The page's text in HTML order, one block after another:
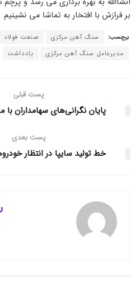
بر فرازش با افتخار به تماشا می نشینیم
برچسب: سنگ آهن مرکزی صنعت فولاد
مدیرعامل سنگ آهن مرکزی
یادداشت
پست قبلی
پایان نگرانی‌های سهامداران
پست بعدی
خط تولید سایپا در انتظار